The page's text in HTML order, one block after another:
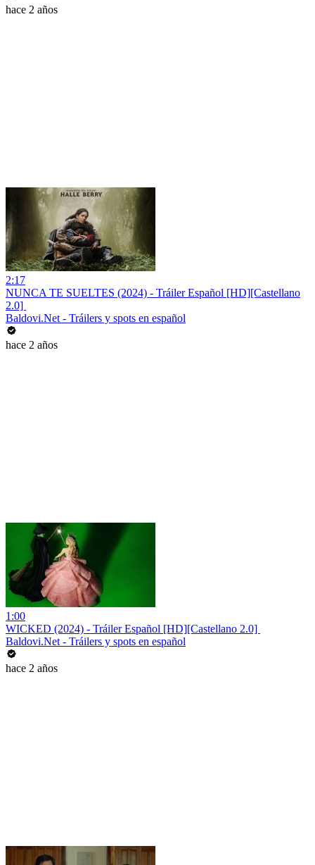
hace 2 años
2:17
NUNCA TE SUELTES (2024) - Tráiler Español [HD][Castellano
2.0] ️
Baldovi.Net - Tráilers y spots en español
hace 2 años
1:00
WICKED (2024) - Tráiler Español [HD][Castellano 2.0] ️
Baldovi.Net - Tráilers y spots en español
hace 2 años